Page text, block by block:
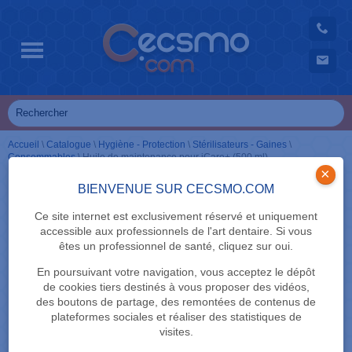
BIENVENUE SUR CECSMO.COM
Ce site internet est exclusivement réservé et uniquement
accessible aux professionnels de l'art dentaire. Si vous
êtes un professionnel de santé, cliquez sur oui.
En poursuivant votre navigation, vous acceptez le dépôt
de cookies tiers destinés à vous proposer des vidéos,
des boutons de partage, des remontées de contenus de
plateformes sociales et réaliser des statistiques de
visites.
×
Accueil \ Catalogue \ Hygiène - Protection \ Stérilisateurs - Gaines \
Consommables\Huile de maintenance pour iCare+ (500 ml)